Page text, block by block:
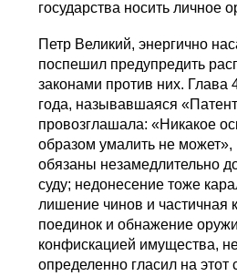
государства носить личное
Петр Великий, энергично
поспешил предупредить
законами против них. Глава
года, называвшаяся
провозглашала: «Никакое
образом умалить не
обязаны незамедлительно
суду; недонесение тоже
лишение чинов и частичная
поединок и обнажение
конфискацией имущества,
определенно гласил на